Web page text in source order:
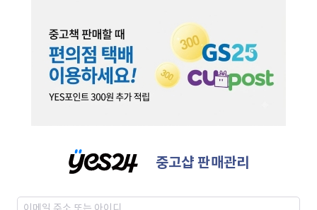
중고샵 판매관리